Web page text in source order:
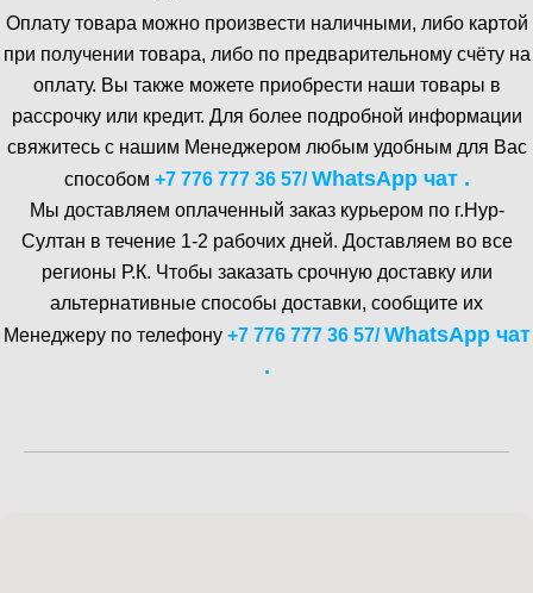
Оплату товара можно произвести наличными, либо картой
при получении товара, либо по предварительному счёту на
оплату. Вы также можете приобрести наши товары в
рассрочку или кредит. Для более подробной информации
свяжитесь с нашим Менеджером любым удобным для Вас
способом +7 776 777 36 57/WhatsA pp чат .
Мы доставляем оплаченный заказ курьером по г.Нур-
Cултан в течение 1-2 рабочих дней. Доставляем во все
регионы Р.К. Чтобы заказать срочную доставку или
альтернативные способы доставки, сообщите их
Менеджеру по телефону +7 776 777 36 57/WhatsA pp чат
.